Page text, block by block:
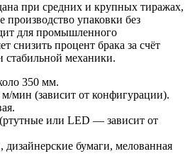
при средних и крупных тиражах,
производство упаковки без
для промышленного
снизить процент брака за счёт
механики.
350 мм.
мин (зависит от конфигурации).
или LED — зависит от
бумаги, мелованная